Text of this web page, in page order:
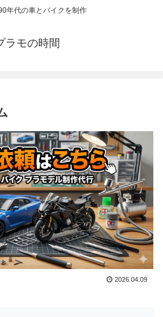
年代の車とバイクを制作
ラモの時間
2026.04.09